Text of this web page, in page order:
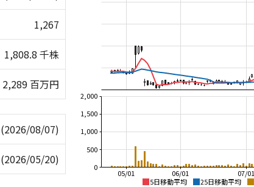
1,267
1,808.8 千株
2,289 百万円
(2026/08/07)
(2026/05/20)
5日移動平均 25日移動平均
07/01
06/01
05/01
0
500
1,000
1,500
2,000